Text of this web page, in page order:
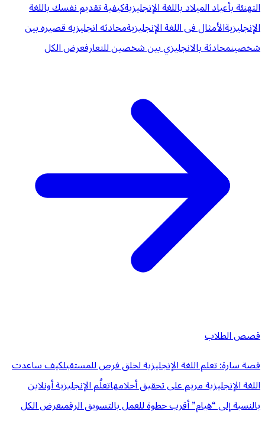
التهنئة بأعياد الميلاد باللغة الإنجليزيةكيفية تقديم نفسك باللغة
الإنجليزيةالأمثال فى اللغة الإنجليزيةمحادثه انجليزيه قصيره بين
شخصينمحادثة بالانجليزي بين شخصين للتعارفعرض الكل
قصص الطلاب
قصة سارة: تعلم اللغة الإنجليزية لخلق فرص للمستقبلكيف ساعدت
اللغة الإنجليزية مريم على تحقيق أحلامهاتعلُم الإنجليزية أونلاين
بالنسبة إلى “هيام” أقرب خطوة للعمل بالتسويق الرقمىعرض الكل